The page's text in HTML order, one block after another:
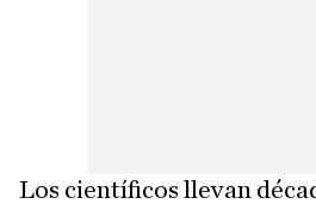
Los científicos llevan